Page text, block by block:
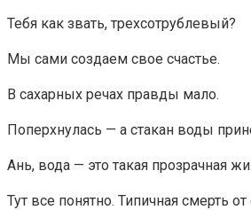
Тебя как звать, трехсотрублевый?
Мы сами создаем свое счастье.
В сахарных речах правды мало.
Поперхнулась — а стакан воды
Ань, вода — это такая прозрачная
Тут все понятно. Типичная смерть